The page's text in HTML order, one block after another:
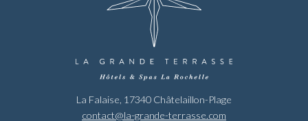
La Falaise, 17340 Châtelaillon-Plage
contact@la-grande-terrasse.com